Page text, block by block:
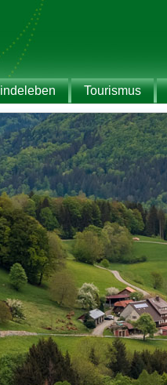
Tourismus